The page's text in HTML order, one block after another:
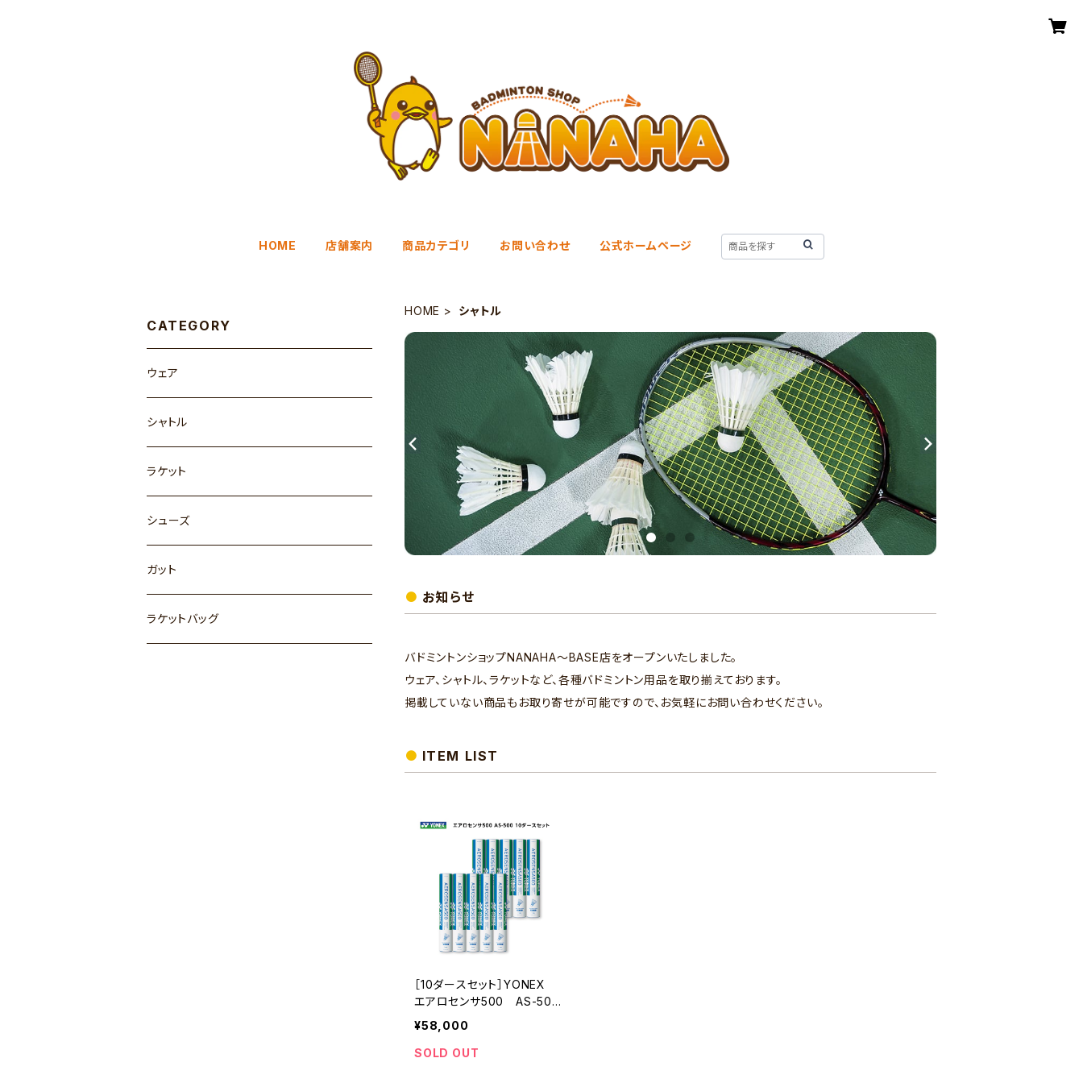
HOME 店舗案内 商品カテゴリ お問い合わせ 公式ホームページ
HOME シャトル
お知らせ
バドミントンショップNANAHA～BASE店をオープンいたしました。
ウェア、シャトル、ラケットなど、各種バドミントン用品を取り揃えております。
掲載していない商品もお取り寄せが可能ですので、お気軽にお問い合わせください。
ITEM LIST
［10ダースセット］YONEX
エアロセンサ500 AS-500
バドミントン シャトル ヨ
ネックス
¥58,000
SOLD OUT
CATEGORY
ウェア
シャトル
ラケット
シューズ
ガット
ラケットバッグ